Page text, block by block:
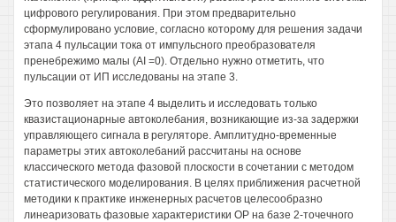
цифрового регулирования. При этом предварительно
сформулировано условие, согласно которому для решения задачи
этапа 4 пульсации тока от импульсного преобразователя
пренебрежимо малы (АI =0). Отдельно нужно отметить, что
пульсации от ИП исследованы на этапе 3.
Это позволяет на этапе 4 выделить и исследовать только
квазистационарные автоколебания, возникающие из-за задержки
управляющего сигнала в регуляторе. Амплитудно-временные
параметры этих автоколебаний рассчитаны на основе
классического метода фазовой плоскости в сочетании с методом
статистического моделирования. В целях приближения расчетной
методики к практике инженерных расчетов целесообразно
линеаризовать фазовые характеристики ОР на базе 2-точечного